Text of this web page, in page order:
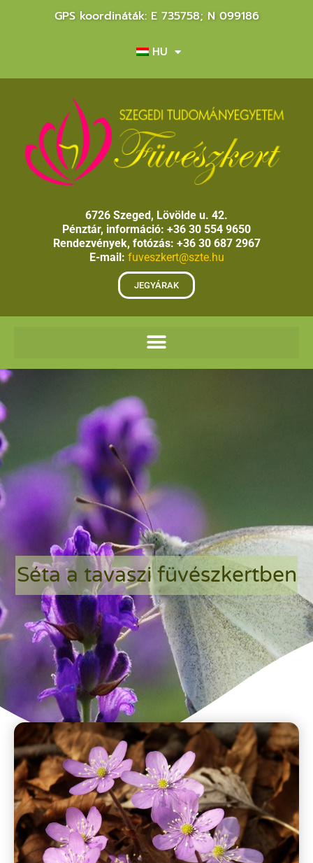
GPS koordináták: E 735758; N 099186
HU
6726 Szeged, Lövölde u. 42.
Pénztár, információ: +36 30 554 9650
Rendezvények, fotózás: +36 30 687 2967
E-mail: fuveszkert@szte.hu
JEGYÁRAK
Séta a tavaszi füvészkertben